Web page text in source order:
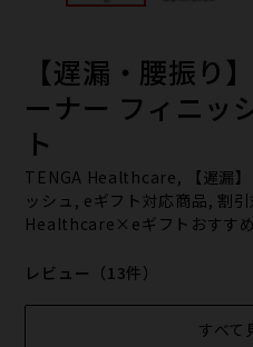
【遅漏・腰振り
ーナー フィニッ
ト
TENGA Healthcare, 【遅漏
ッシュ, eギフト対応商品, 割
Healthcare×eギフトおすす
レビュー（13件）
すべて